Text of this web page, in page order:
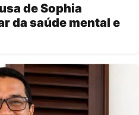
de Sophia
da saúde mental e